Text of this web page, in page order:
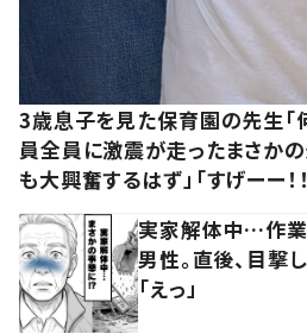
3歳息子を見た保育園の先生「
員全員に激震が走ったまさか
も大興奮するはず」「すげーー！！
実家解体中…作
男性。直後、目
「えっ」